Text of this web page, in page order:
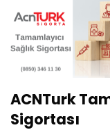
ACNTurk
Sigortası